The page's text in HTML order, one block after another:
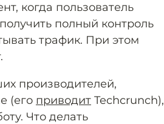
когда пользователь
полный контроль
трафик. При этом
производителей,
(его приводит Techcrunch),
Что делать